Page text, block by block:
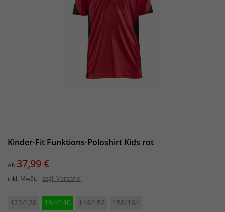
Kinder-Fit Funktions-Poloshirt Kids rot
Ab Preis
37,99 €
inkl. MwSt. zzgl. Versand
122/128 134/140 146/152 158/164